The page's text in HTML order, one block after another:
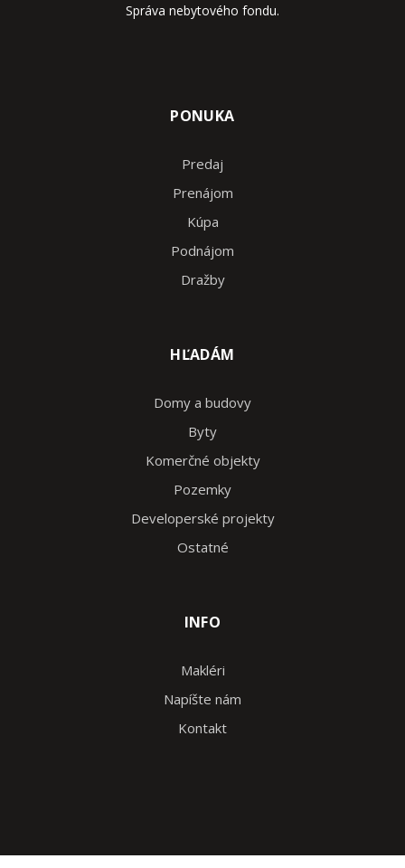
Správa nebytového fondu.
PONUKA
Predaj
Prenájom
Kúpa
Podnájom
Dražby
HĽADÁM
Domy a budovy
Byty
Komerčné objekty
Pozemky
Developerské projekty
Ostatné
INFO
Makléri
Napíšte nám
Kontakt